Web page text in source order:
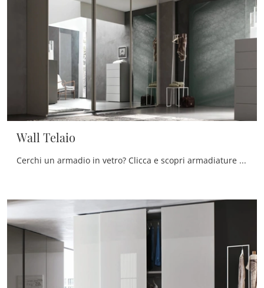
Wall Telaio
Cerchi un armadio in vetro? Clicca e scopri armadiature a muro con ante scorrevoli di Maronese.